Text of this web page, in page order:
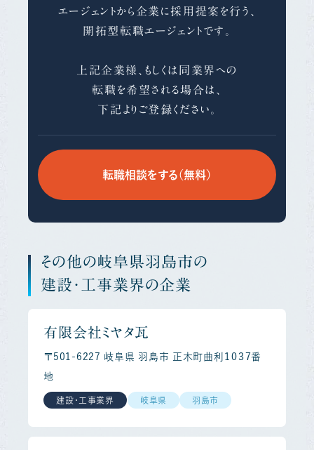
エージェントから企業に採用提案を行う、
開拓型転職エージェントです。
上記企業様、もしくは同業界への
転職を希望される場合は、
下記よりご登録ください。
転職相談をする（無料）
その他の岐阜県羽島市の
建設・工事業界の企業
有限会社ミヤタ瓦
〒501-6227 岐阜県 羽島市 正木町曲利１０３７番
地
建設・工事業界 岐阜県 羽島市